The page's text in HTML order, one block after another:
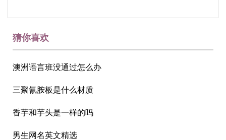
猜你喜欢
澳洲语言班没通过怎么办
三聚氰胺板是什么材质
香芋和芋头是一样的吗
男生网名英文精选